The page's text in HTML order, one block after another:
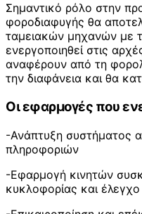
Σημαντικό ρόλο στην
φοροδιαφυγής θα
ταμειακών μηχανών με
ενεργοποιηθεί στις
αναφέρουν από τη
την διαφάνεια και θα
Οι εφαρμογές που
-Ανάπτυξη συστήματος
πληροφοριών
-Εφαρμογή κινητών
κυκλοφορίας και έλεγχο